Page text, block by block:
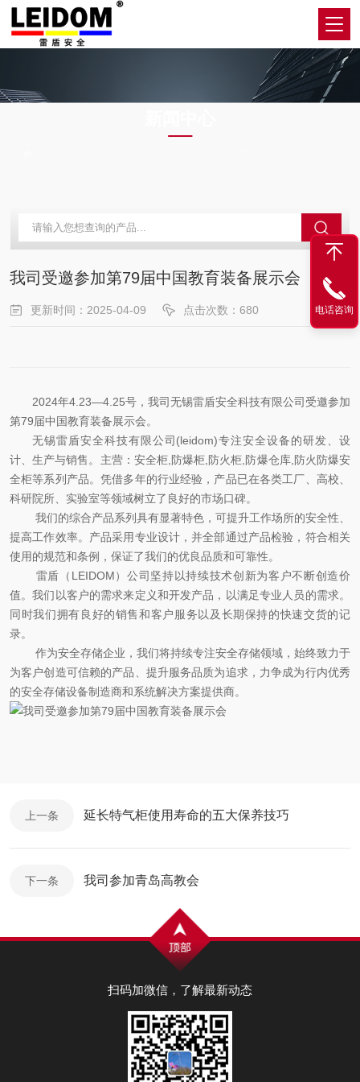
NEWS
我司受邀参加第79届中国教育装备展示会
更新时间：2025-04-09 点击次数：680
2024年4.23—4.25号，我司无锡雷盾安全科技有限公司受邀参加
第79届中国教育装备展示会。
无锡雷盾安全科技有限公司(leidom)专注安全设备的研发、设
计、生产与销售。主营：安全柜,防爆柜,防火柜,防爆仓库,防火防爆安
全柜等系列产品。凭借多年的行业经验，产品已在各类工厂、高校、
科研院所、实验室等领域树立了良好的市场口碑。
我们的综合产品系列具有显著特色，可提升工作场所的安全性、
提高工作效率。产品采用专业设计，并全部通过产品检验，符合相关
使用的规范和条例，保证了我们的优良品质和可靠性。
雷盾（LEIDOM）公司坚持以持续技术创新为客户不断创造价
值。我们以客户的需求来定义和开发产品，以满足专业人员的需求。
同时我们拥有良好的销售和客户服务以及长期保持的快速交货的记
录。
作为安全存储企业，我们将持续专注安全存储领域，始终致力于
为客户创造可信赖的产品、提升服务品质为追求，力争成为行内优秀
的安全存储设备制造商和系统解决方案提供商。
上一条 延长特气柜使用寿命的五大保养技巧
下一条 我司参加青岛高教会
扫码加微信，了解最新动态
电话咨询